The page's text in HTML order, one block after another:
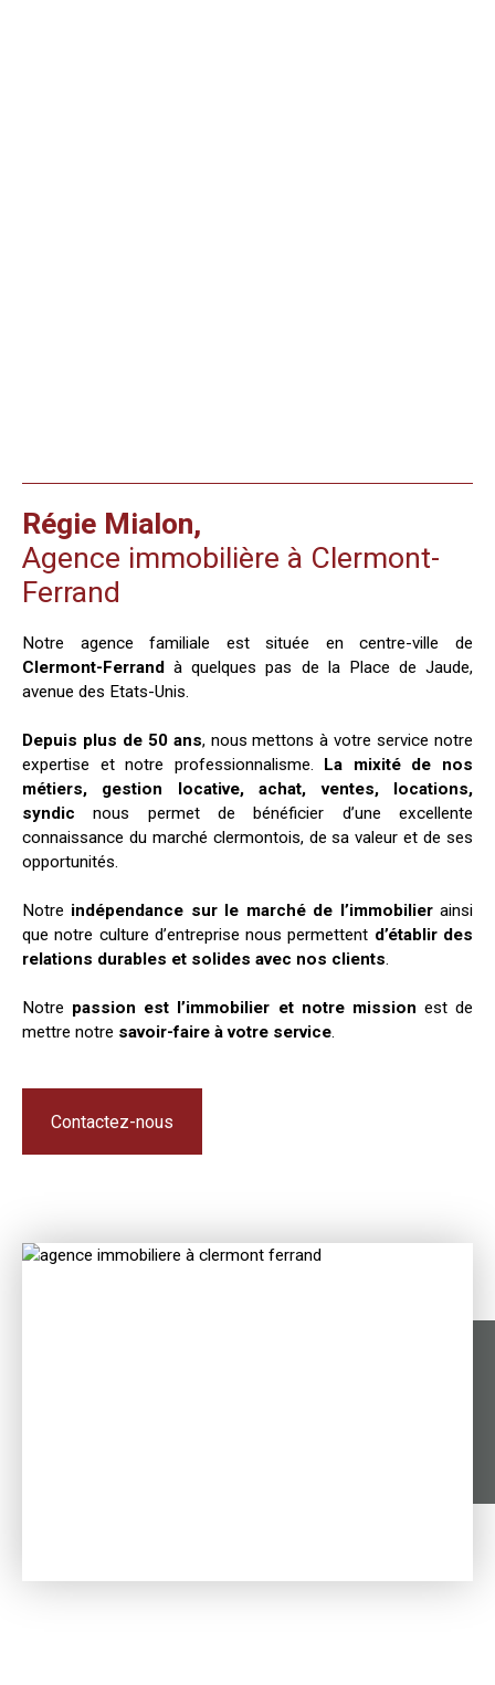
Régie Mialon,
Agence immobilière à Clermont-
Ferrand
Notre agence familiale est située en centre-ville de
Clermont-Ferrand à quelques pas de la Place de Jaude,
avenue des Etats-Unis.
Depuis plus de 50 ans, nous mettons à votre service notre
expertise et notre professionnalisme. La mixité de nos
métiers, gestion locative, achat, ventes, locations,
syndic nous permet de bénéficier d’une excellente
connaissance du marché clermontois, de sa valeur et de ses
opportunités.
Notre indépendance sur le marché de l’immobilierainsi
que notre culture d’entreprise nous permettent d’établir des
relations durables et solides avec nos clients.
Notre passion est l’immobilier et notre mission est de
mettre notre savoir-faire à votre service.
Contactez-nous